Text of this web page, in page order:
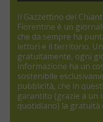
Il Gazzettino del
Fiorentine è un
che da sempre ha
lettori e il territorio.
gratuitamente, ogni
informazione ha un
sostenibile
pubblicità, che in
garantito (grazie a un
quotidiano) la gratuità